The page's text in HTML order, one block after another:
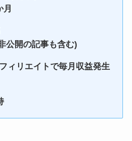
公開の記事も含む)
ィリエイトで毎月収益発生